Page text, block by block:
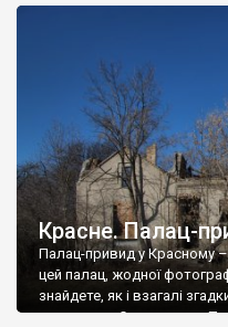
Красне. Палац-
Палац-привид у Красному –
цей палац, жодної
знайдете, як і взагалі
мешканець Самгородка.